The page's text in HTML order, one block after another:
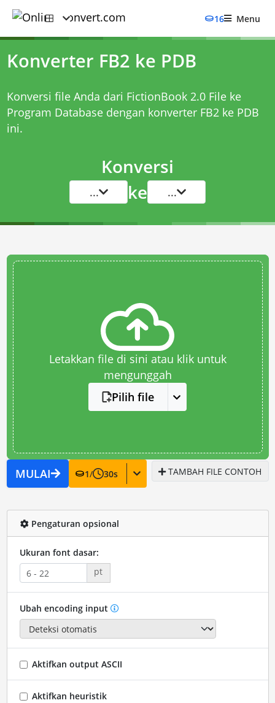
16 Menu
Konverter FB2 ke PDB
Konversi file Anda dari FictionBook 2.0 File ke
Program Database dengan konverter FB2 ke PDB
ini.
Konversi
... ke ...
Letakkan file di sini atau klik untuk
mengunggah
Pilih file
MULAI 1/ 30s TAMBAH FILE CONTOH
Pengaturan opsional
Ukuran font dasar:
pt
Ubah encoding input
Aktifkan output ASCII
Aktifkan heuristik